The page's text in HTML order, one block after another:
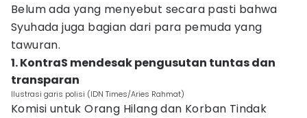
Belum ada yang menyebut secara pasti bahwa
Syuhada juga bagian dari para pemuda yang
tawuran.
1. KontraS mendesak pengusutan tuntas dan
transparan
Ilustrasi garis polisi (IDN Times/Aries Rahmat)
Komisi untuk Orang Hilang dan Korban Tindak